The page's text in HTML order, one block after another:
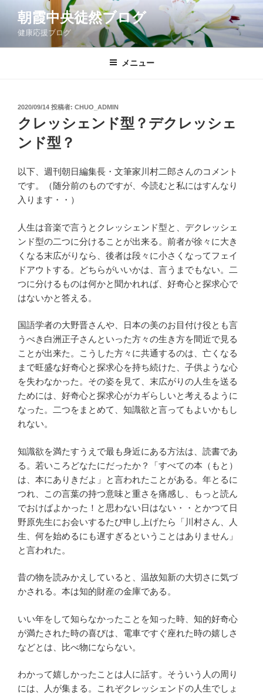
ン
朝霞中央徒然ブログ
健康応援ブログ
メニュー
投
日:
2020/09/14 投稿者: CHUO_ADMIN
クレッシェンド型？デクレッシェ
ンド型？
以下、週刊朝日編集長・文筆家川村二郎さんのコメント
です。（随分前のものですが、今読むと私にはすんなり
入ります・・）
人生は音楽で言うとクレッシェンド型と、デクレッシェ
ンド型の二つに分けることが出来る。前者が徐々に大き
くなる末広がりなら、後者は段々に小さくなってフェイ
ドアウトする。どちらがいいかは、言うまでもない。二
つに分けるものは何かと聞かれれば、好奇心と探求心で
はないかと答える。
国語学者の大野晋さんや、日本の美のお目付け役とも言
うべき白洲正子さんといった方々の生き方を間近で見る
ことが出来た。こうした方々に共通するのは、亡くなる
まで旺盛な好奇心と探求心を持ち続けた、子供ような心
を失わなかった。その姿を見て、末広がりの人生を送る
ためには、好奇心と探求心がカギらしいと考えるように
なった。二つをまとめて、知識欲と言ってもよいかもし
れない。
知識欲を満たすうえで最も身近にある方法は、読書であ
る。若いころどなたにだったか？「すべての本（もと）
は、本にありきだよ」と言われたことがある。年とるに
つれ、この言葉の持つ意味と重さを痛感し、もっと読ん
でおけばよかった！と思わない日はない・・とかつて日
野原先生にお会いするたび申し上げたら「川村さん、人
生、何を始めるにも遅すぎるということはありません」
と言われた。
昔の物を読みかえしていると、温故知新の大切さに気づ
かされる。本は知的財産の金庫である。
いい年をして知らなかったことを知った時、知的好奇心
が満たされた時の喜びは、電車ですぐ座れた時の嬉しさ
などとは、比べ物にならない。
わかって嬉しかったことは人に話す。そういう人の周り
には、人が集まる。これぞクレッシェンドの人生でしょ